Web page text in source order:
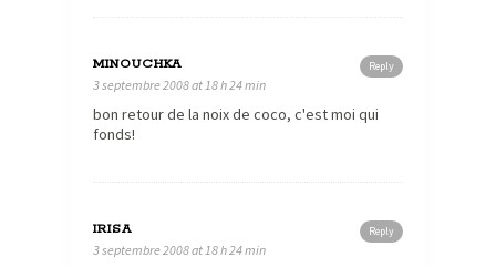
Reply
MINOUCHKA
3 septembre 2008 at 18 h 24 min
bon retour de la noix de coco, c'est moi qui
fonds!
Reply
IRISA
3 septembre 2008 at 18 h 24 min